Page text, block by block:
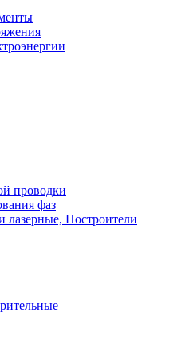
проводки
фаз
Построители